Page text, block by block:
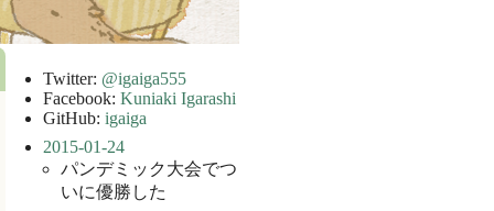
Twitter: @igaiga555
Facebook: Kuniaki Igarashi
GitHub: igaiga
2015-01-24
パンデミック大会でつ
いに優勝した